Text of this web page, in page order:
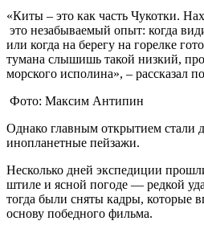
«Киты – это как часть Чукотки.
это незабываемый опыт: когда
или когда на берегу на горелке
тумана слышишь такой низкий,
морского исполина», – рассказал
Фото: Максим Антипин
Однако главным открытием стали
инопланетные пейзажи.
Несколько дней экспедиции
штиле и ясной погоде — редкой
тогда были сняты кадры, которые
основу победного фильма.